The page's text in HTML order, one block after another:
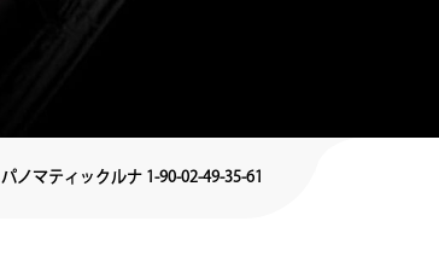
パノマティックルナ 1-90-02-49-35-61